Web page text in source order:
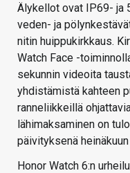
Älykellot ovat IP69- ja
veden- ja
nitin huippukirkkaus.
Watch Face -
sekunnin videoita
yhdistämistä kahteen
ranneliikkeillä
lähimaksaminen on
päivityksenä heinäkuun
Honor Watch 6:n